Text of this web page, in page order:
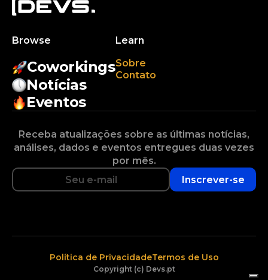
Browse
Coworkings
Notícias
Eventos
Learn
Sobre
Contato
Receba atualizações sobre as últimas notícias,
análises, dados e eventos entregues duas vezes
por mês.
Inscrever-se
Copyright (c) Devs.pt
Política de PrivacidadeTermos de Uso